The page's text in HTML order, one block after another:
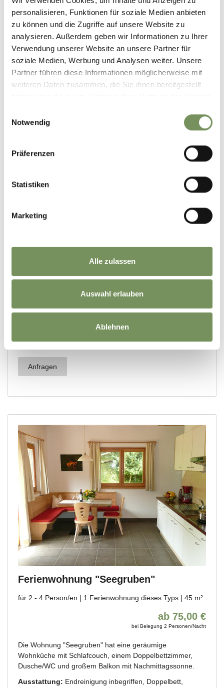
personalisieren, Funktionen für soziale Medien anbieten
zu können und die Zugriffe auf unsere Website zu
analysieren. Außerdem geben wir Informationen zu Ihrer
Verwendung unserer Website an unsere Partner für
soziale Medien, Werbung und Analysen weiter. Unsere
Partner führen diese Informationen möglicherweise mit
weiteren Daten zusammen, die Sie ihnen bereitgestellt
Notwendig
Präferenzen
Statistiken
Marketing
Alle zulassen
Auswahl erlauben
Ablehnen